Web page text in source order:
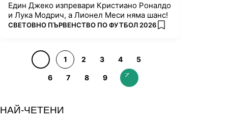
Един Джеко изпревари Кристиано Роналдо
и Лука Модрич, а Лионел Меси няма шанс!
ПОВЕЧЕ ОТ
СВЕТОВНО ПЪРВЕНСТВО ПО ФУТБОЛ 2026 add favorites
1 2 3 4 5
6 7 8 9
НАЙ-ЧЕТЕНИ